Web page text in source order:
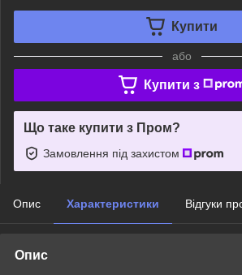
Купити
або
Купити з
Що таке купити з Пром?
Замовлення під захистом
Опис Характеристики Відгуки
Опис